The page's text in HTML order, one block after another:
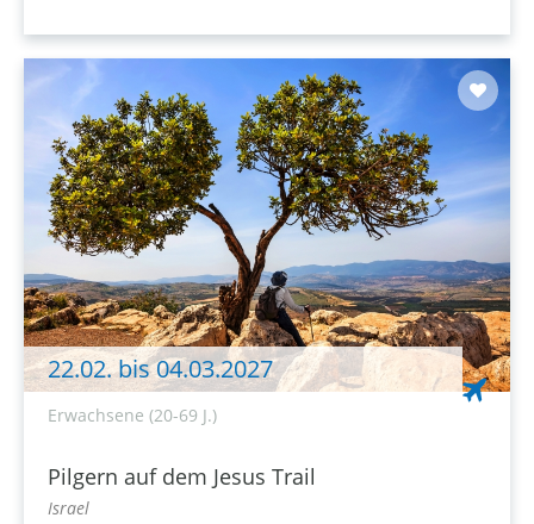
22.02. bis 04.03.2027
Erwachsene (20-69 J.)
Pilgern auf dem Jesus Trail
Israel